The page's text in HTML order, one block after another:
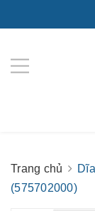
Trang chủ
(575702000)